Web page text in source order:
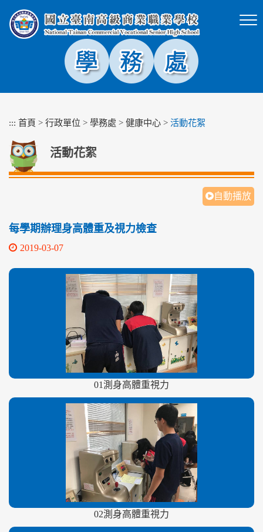
塊
::: 首頁 > 行政單位 > 學務處 > 健康中心 > 活動花絮
活動花絮
自動播放
每學期辦理身高體重及視力檢查
2019-03-07
01測身高體重視力
02測身高體重視力